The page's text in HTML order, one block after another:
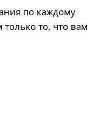
по каждому
только то, что вам